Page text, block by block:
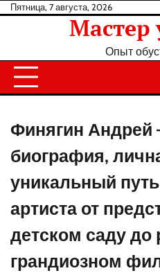
Перейти
Пятница, 7 августа, 2026
Мастер
Опыт
Финягин Андрей
биография,
уникальный
артиста от
детском саду до
грандиозном